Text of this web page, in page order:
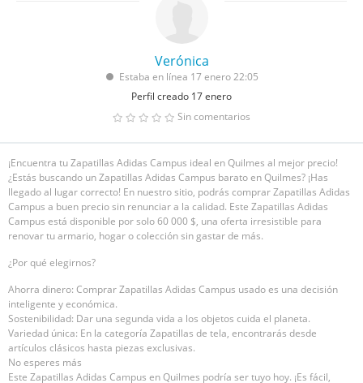
Verónica
Estaba en línea 17 enero 22:05
Perfil creado 17 enero
Sin comentarios
¡Encuentra tu Zapatillas Adidas Campus ideal en Quilmes al mejor precio!
¿Estás buscando un Zapatillas Adidas Campus barato en Quilmes? ¡Has
llegado al lugar correcto! En nuestro sitio, podrás comprar Zapatillas Adidas
Campus a buen precio sin renunciar a la calidad. Este Zapatillas Adidas
Campus está disponible por solo 60 000 $, una oferta irresistible para
renovar tu armario, hogar o colección sin gastar de más.
¿Por qué elegirnos?
Ahorra dinero: Comprar Zapatillas Adidas Campus usado es una decisión
inteligente y económica.
Sostenibilidad: Dar una segunda vida a los objetos cuida el planeta.
Variedad única: En la categoría Zapatillas de tela, encontrarás desde
artículos clásicos hasta piezas exclusivas.
No esperes más
Este Zapatillas Adidas Campus en Quilmes podría ser tuyo hoy. ¡Es fácil,